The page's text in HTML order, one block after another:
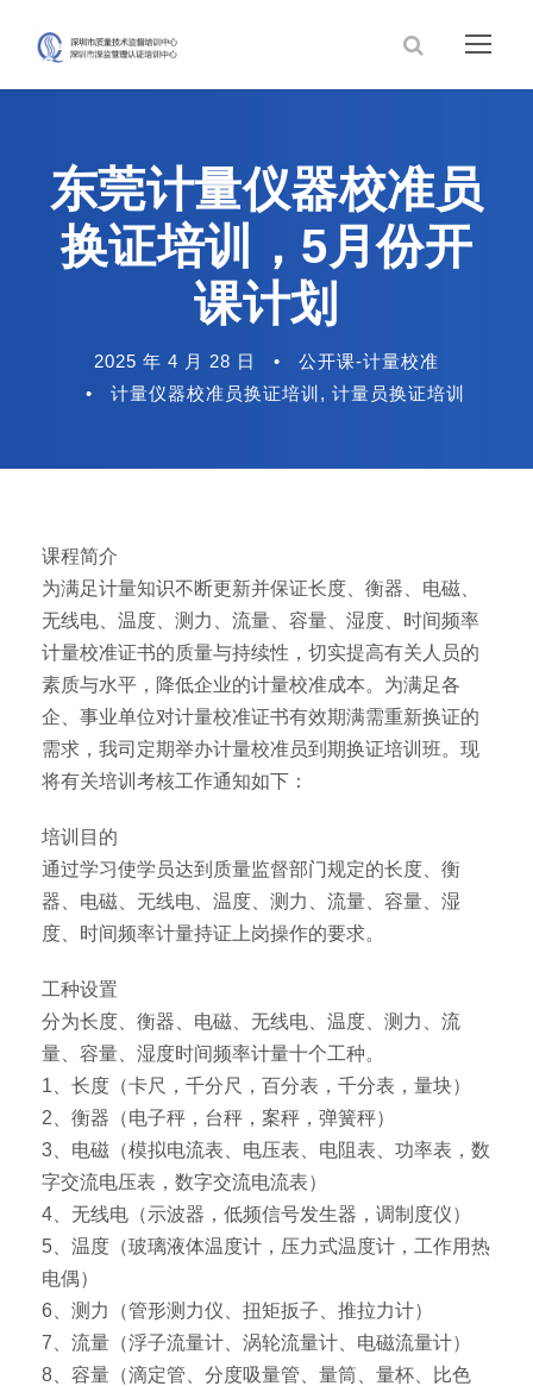
东莞计量仪器校准员
换证培训，5月份开
课计划
2025 年 4 月 28 日 •
公开课-计量校准
•
计量仪器校准员换证培训 , 计量员换证培训
课程简介
为满足计量知识不断更新并保证长度、衡器、电磁、
无线电、温度、测力、流量、容量、湿度、时间频率
计量校准证书的质量与持续性，切实提高有关人员的
素质与水平，降低企业的计量校准成本。为满足各
企、事业单位对计量校准证书有效期满需重新换证的
需求，我司定期举办计量校准员到期换证培训班。现
将有关培训考核工作通知如下：
培训目的
通过学习使学员达到质量监督部门规定的长度、衡
器、电磁、无线电、温度、测力、流量、容量、湿
度、时间频率计量持证上岗操作的要求。
工种设置
分为长度、衡器、电磁、无线电、温度、测力、流
量、容量、湿度时间频率计量十个工种。
1、长度（卡尺，千分尺，百分表，千分表，量块）
2、衡器（电子秤，台秤，案秤，弹簧秤）
3、电磁（模拟电流表、电压表、电阻表、功率表，数
字交流电压表，数字交流电流表）
4、无线电（示波器，低频信号发生器，调制度仪）
5、温度（玻璃液体温度计，压力式温度计，工作用热
电偶）
6、测力（管形测力仪、扭矩扳子、推拉力计）
7、流量（浮子流量计、涡轮流量计、电磁流量计）
8、容量（滴定管、分度吸量管、量筒、量杯、比色